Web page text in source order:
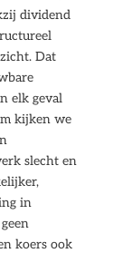
dividend
Dat
elk geval
kijken we
slecht en
in
koers ook